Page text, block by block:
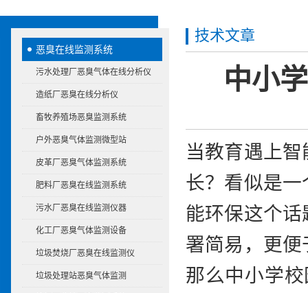
恶臭在线监测系统
污水处理厂恶臭气体在线分析仪
造纸厂恶臭在线分析仪
畜牧养殖场恶臭监测系统
户外恶臭气体监测微型站
皮革厂恶臭气体监测系统
肥料厂恶臭在线监测系统
污水厂恶臭在线监测仪器
化工厂恶臭气体监测设备
垃圾焚烧厂恶臭在线监测仪
垃圾处理站恶臭气体监测
技术文章
中小
当教育遇上
长？看似是
能环保这个
署简易，更
那么中小学